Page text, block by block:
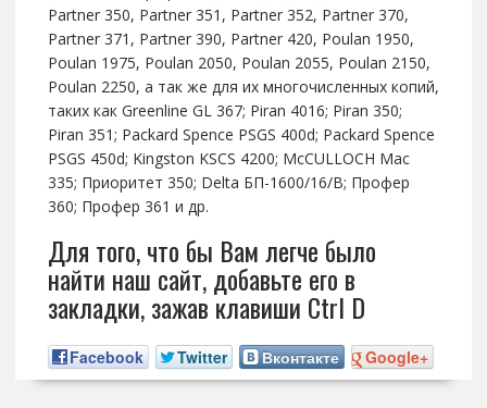
Partner 350, Partner 351, Partner 352, Partner 370,
Partner 371, Partner 390, Partner 420, Poulan 1950,
Poulan 1975, Poulan 2050, Poulan 2055, Poulan 2150,
Poulan 2250, а так же для их многочисленных копий,
таких как Greenline GL 367; Piran 4016; Piran 350;
Piran 351; Packard Spence PSGS 400d; Packard Spence
PSGS 450d; Kingston KSCS 4200; McCULLOCH Mac
335; Приоритет 350; Delta БП-1600/16/В; Профер
360; Профер 361 и др.
Для того, что бы Вам легче было
найти наш сайт, добавьте его в
закладки, зажав клавиши Ctrl D
Facebook Twitter Вконтакте Google+